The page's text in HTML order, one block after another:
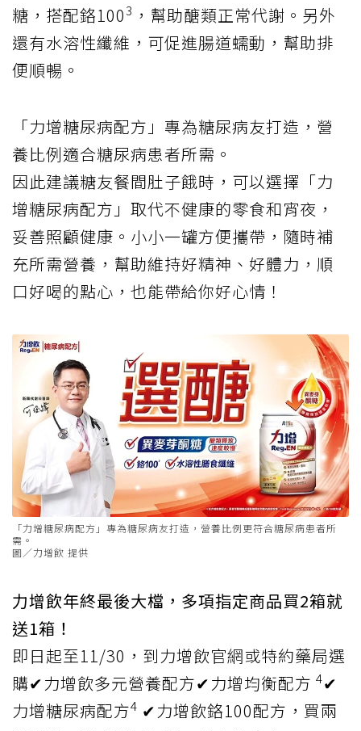
糖，搭配鉻1003 ，幫助醣類正常代謝。另外
還有水溶性纖維，可促進腸道蠕動，幫助排
便順暢。
「力增糖尿病配方」專為糖尿病友打造，營
養比例適合糖尿病患者所需。
因此建議糖友餐間肚子餓時，可以選擇「力
增糖尿病配方」取代不健康的零食和宵夜，
妥善照顧健康。小小一罐方便攜帶，隨時補
充所需營養，幫助維持好精神、好體力，順
口好喝的點心，也能帶給你好心情！
「力增糖尿病配方」專為糖尿病友打造，營養比例更符合糖尿病患者所
需。
圖／力增飲 提供
力增飲年終最後大檔，多項指定商品買2箱就
送1箱！
即日起至11/30，到力增飲官網或特約藥局選
購✔力增飲多元營養配方✔力增均衡配方 4✔
力增糖尿病配方4 ✔力增飲鉻100配方，買兩